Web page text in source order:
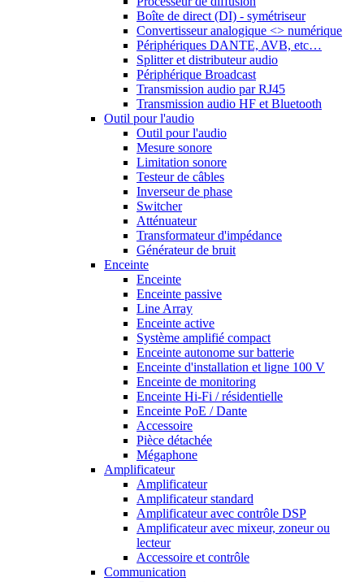
Boîte de direct (DI) - symétriseur
Convertisseur analogique <> numérique
Périphériques DANTE, AVB, etc…
Splitter et distributeur audio
Périphérique Broadcast
Transmission audio par RJ45
Transmission audio HF et Bluetooth
Outil pour l'audio
Outil pour l'audio
Mesure sonore
Limitation sonore
Testeur de câbles
Inverseur de phase
Switcher
Atténuateur
Transformateur d'impédance
Générateur de bruit
Enceinte
Enceinte
Enceinte passive
Line Array
Enceinte active
Système amplifié compact
Enceinte autonome sur batterie
Enceinte d'installation et ligne 100 V
Enceinte de monitoring
Enceinte Hi-Fi / résidentielle
Enceinte PoE / Dante
Accessoire
Pièce détachée
Mégaphone
Amplificateur
Amplificateur
Amplificateur standard
Amplificateur avec contrôle DSP
Amplificateur avec mixeur, zoneur ou
lecteur
Accessoire et contrôle
Communication